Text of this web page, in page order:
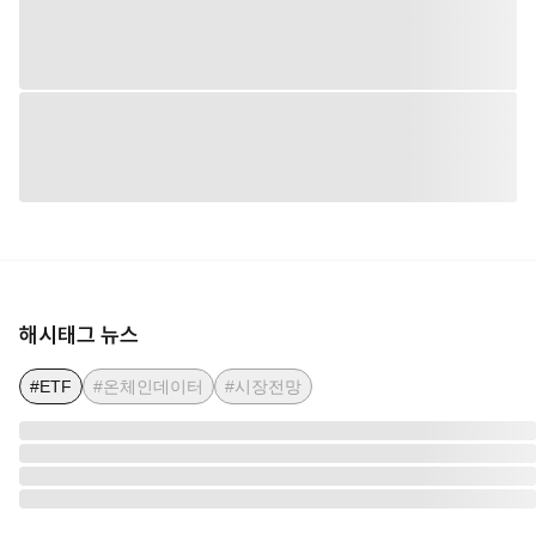
해시태그 뉴스
#ETF #온체인데이터 #시장전망